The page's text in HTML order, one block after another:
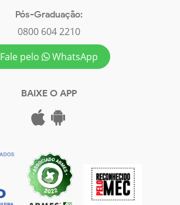
Pós-Graduação:
0800 604 2210
Fale pelo
WhatsApp
BAIXE O APP